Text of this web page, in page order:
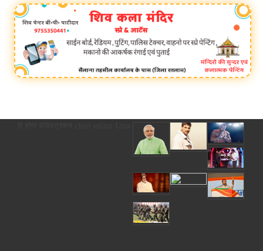
रजिस्ट्रेशन chief editor Uttam Sharma. mk choudhary